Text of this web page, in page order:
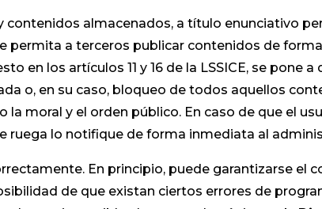
contenidos almacenados, a título enunciativo
permita a terceros publicar contenidos de
en los artículos 11 y 16 de la LSSICE, se
o, en su caso, bloqueo de todos aquellos
moral y el orden público. En caso de que el
ruega lo notifique de forma inmediata al
En principio, puede garantizarse el
de que existan ciertos errores de